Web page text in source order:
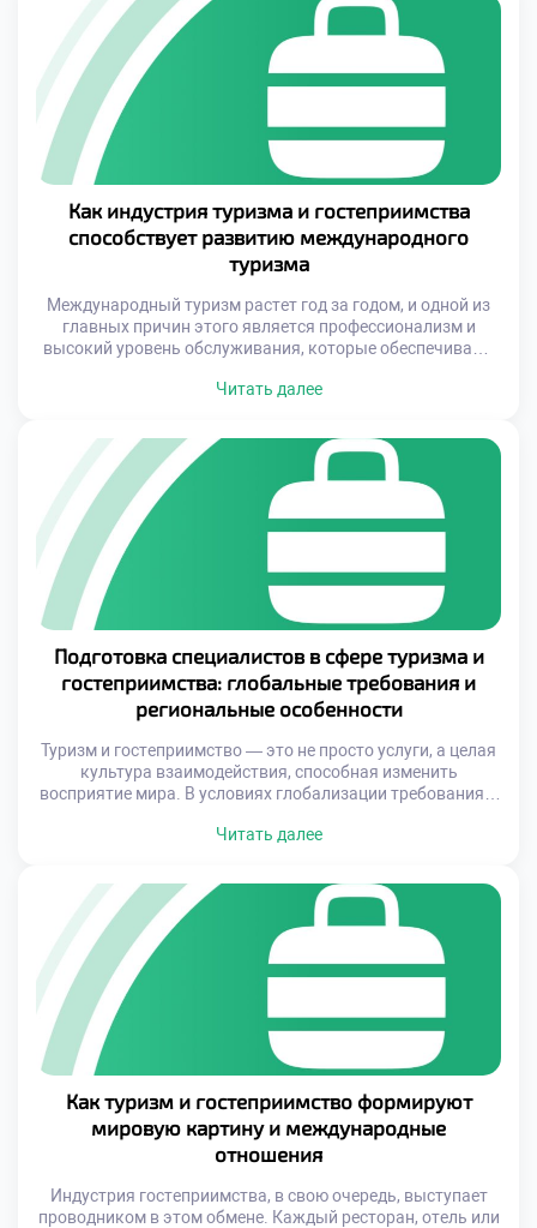
экологически ответственные туры и цифровые
платформы для общения между туристами. […]
Как индустрия туризма и гостеприимства
способствует развитию международного
туризма
Международный туризм растет год за годом, и одной из
главных причин этого является профессионализм и
высокий уровень обслуживания, которые обеспечивают
гостиницы, транспортные системы, экскурсионные
формирует целостное впечатление о поездке и делает её
незабываемой. Именно поэтому всё больше людей
решаются на поездки в другие страны, […]
Читать далее
Подготовка специалистов в сфере туризма и
гостеприимства: глобальные требования и
региональные особенности
Туризм и гостеприимство — это не просто услуги, а целая
культура взаимодействия, способная изменить
восприятие мира. В условиях глобализации требования к
эволюционируют, что ставит перед образовательными
у студентов. Успешный специалист не только должен
знать основы управления и маркетинга, но и уметь
адаптироваться к многообразным требованиям […]
Читать далее
Как туризм и гостеприимство формируют
мировую картину и международные
отношения
Индустрия гостеприимства, в свою очередь, выступает
проводником в этом обмене. Каждый ресторан, отель или